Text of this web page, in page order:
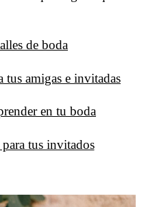
de boda
tus amigas e invitadas
en tu boda
tus invitados